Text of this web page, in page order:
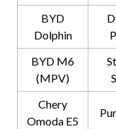
BYD
Dolphin
BYD M6
(MPV)
Chery
Omoda E5